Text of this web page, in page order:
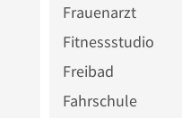
Frauenarzt
Fitnessstudio
Freibad
Fahrschule